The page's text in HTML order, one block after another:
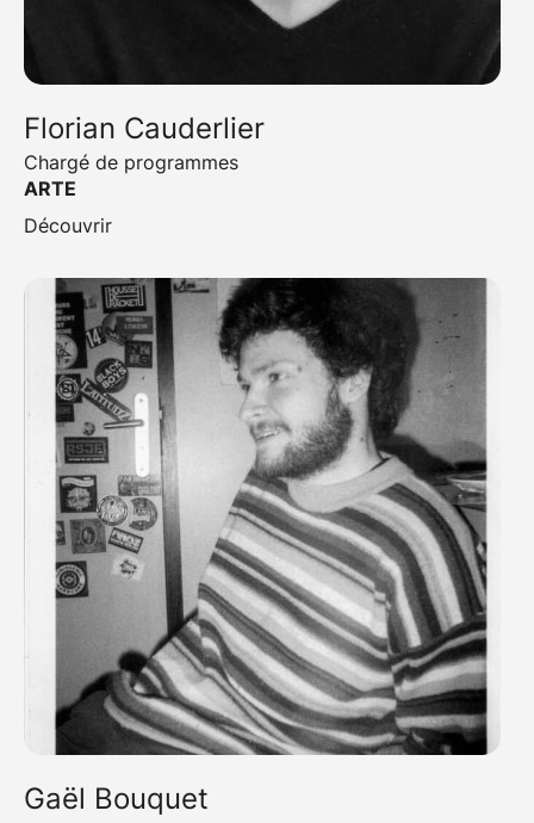
Florian Cauderlier
Chargé de programmes
ARTE
Découvrir
Gaël Bouquet